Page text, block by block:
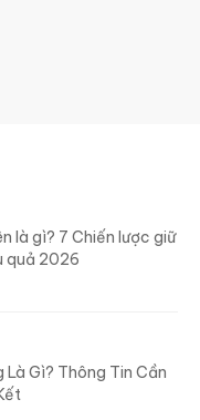
là gì? 7 Chiến lược giữ
quả 2026
Là Gì? Thông Tin Cần